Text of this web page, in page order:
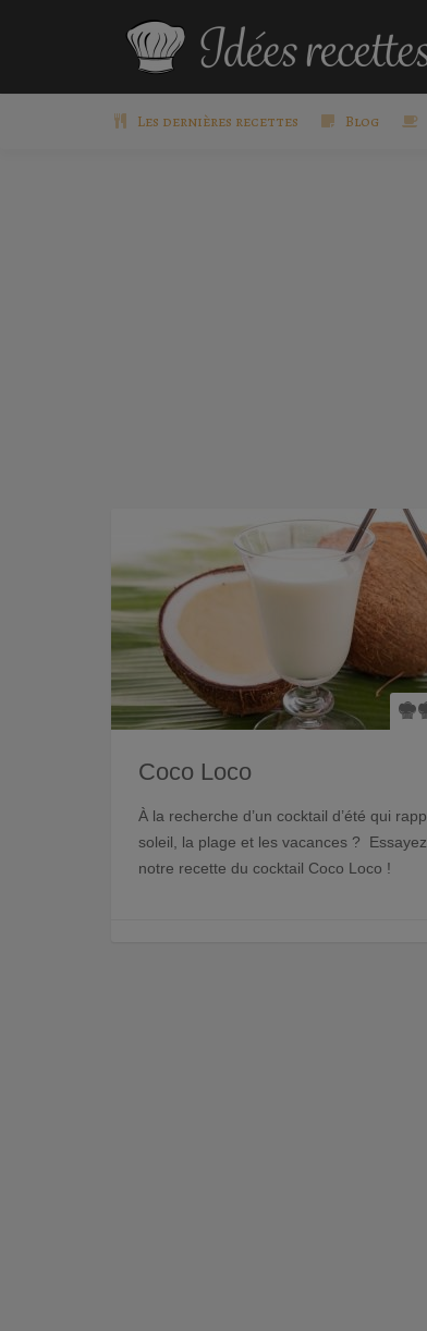
Les dernières recettes Blog
Coco Loco
À la recherche d’un cocktail d’été qui
soleil, la plage et les vacances ?
notre recette du cocktail Coco Loco !